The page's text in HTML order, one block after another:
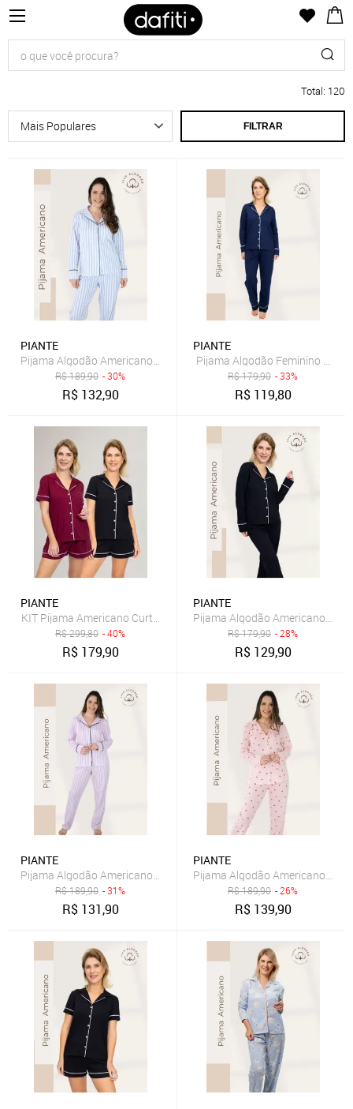
Total: 120
FILTRAR
PIANTE
Pijama Algodão Americano Longo Piante Amanda Listrado Azul
R$189,90 - 30%
R$ 132,90
PIANTE
Pijama Algodão Feminino
R$179,90 - 33%
R$ 119,80
PIANTE
KIT Pijama Americano Curto Bordô + Pijama Americano Curto Preto
R$299,80 - 40%
R$ 179,90
PIANTE
Pijama Algodão Americano
R$179,90 - 28%
R$ 129,90
PIANTE
Pijama Algodão Americano Feminino Longo Piante Amanda
R$189,90 - 31%
R$ 131,90
PIANTE
Pijama Algodão Americano
R$189,90 - 26%
R$ 139,90